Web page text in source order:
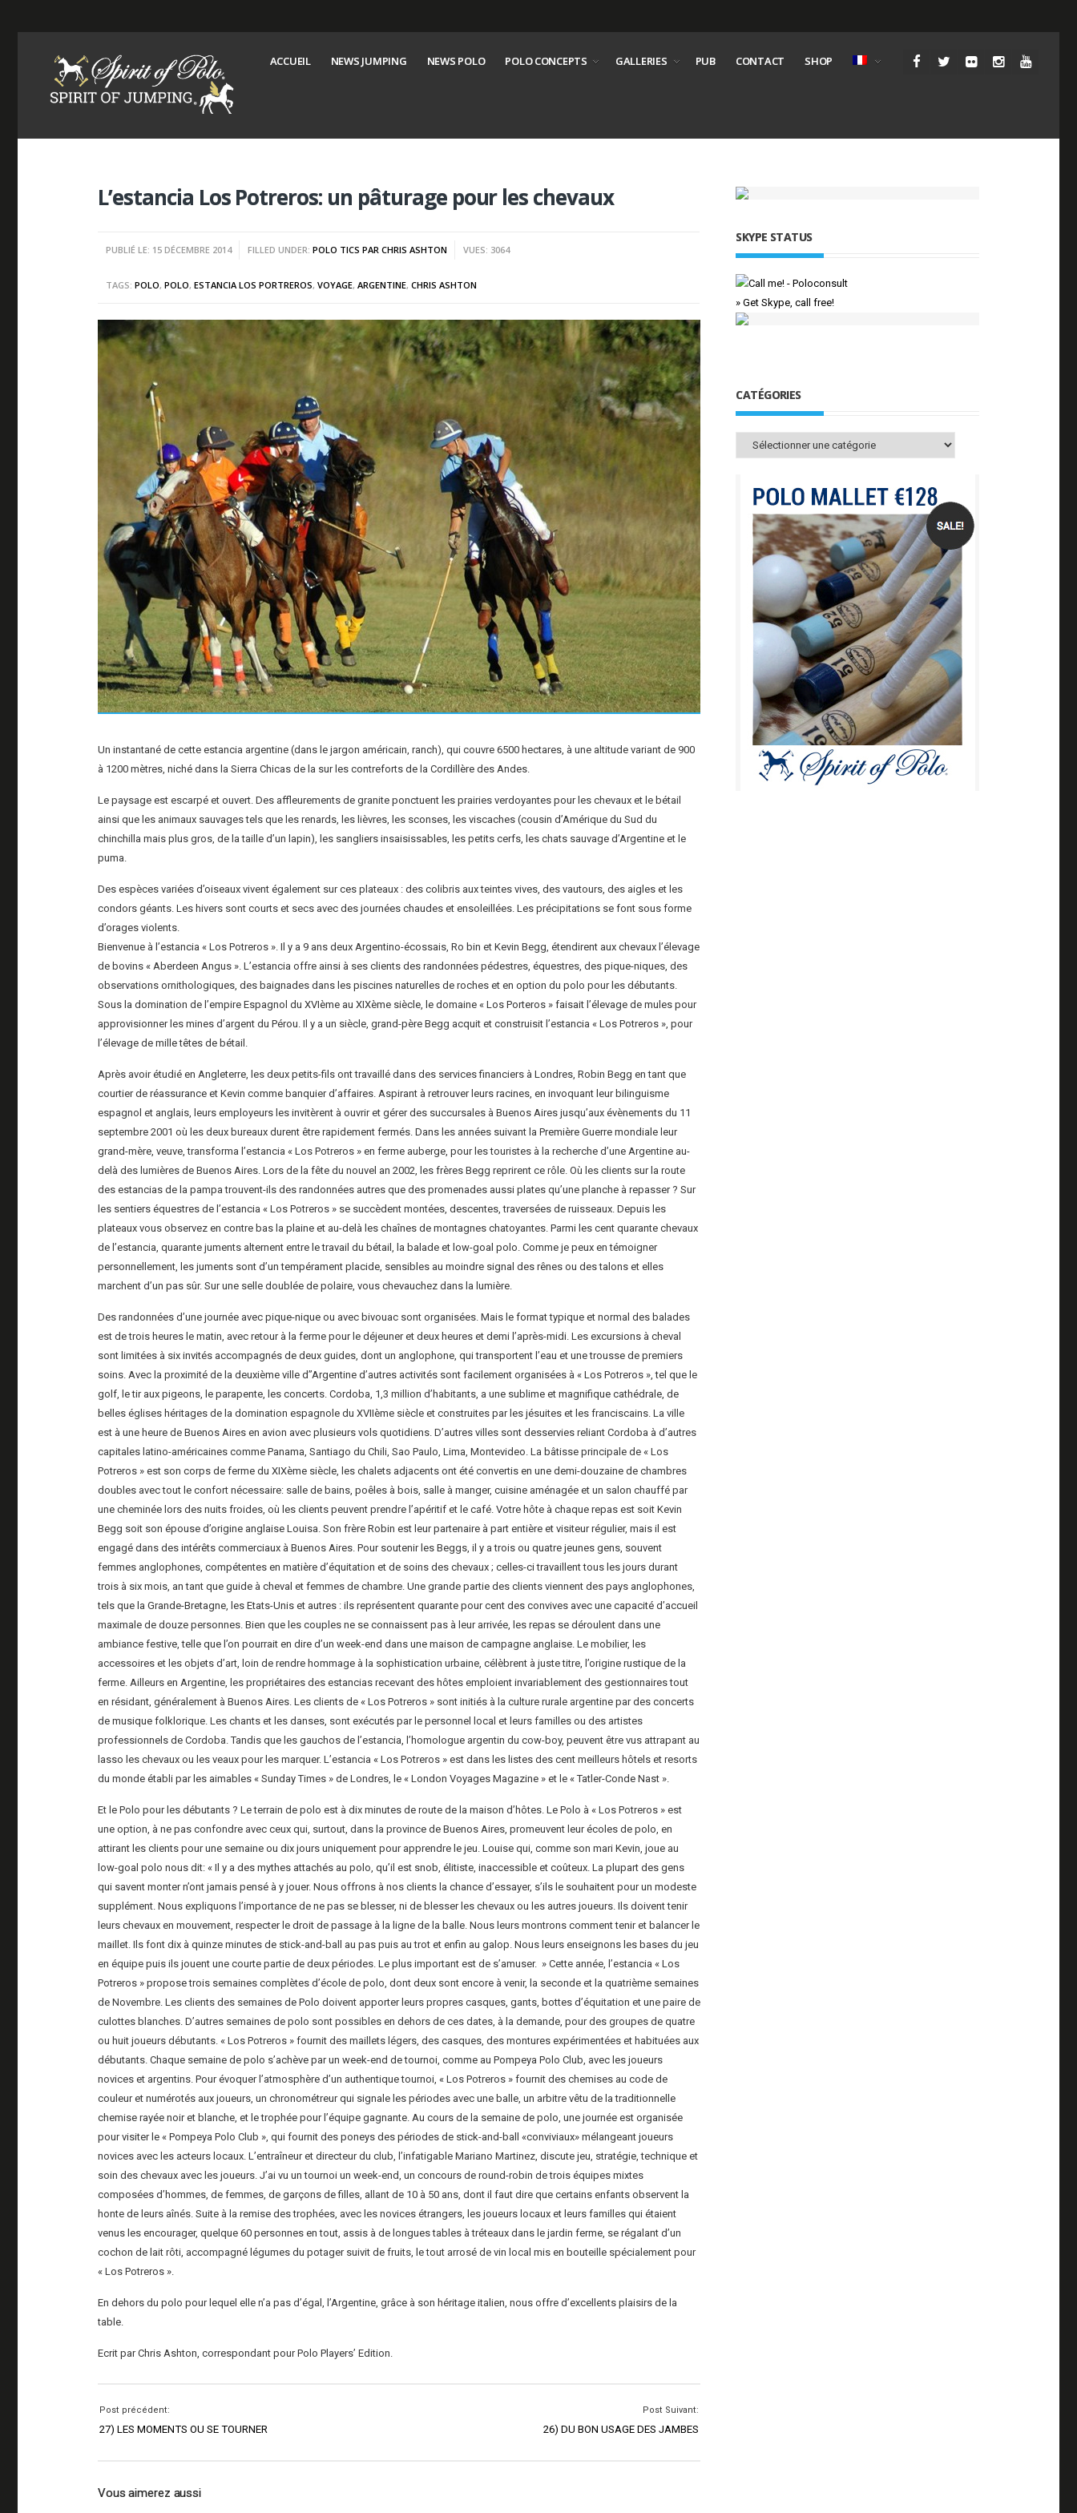
ACCUEIL NEWS JUMPING NEWS POLO POLO CONCEPTS GALLERIES PUB CONTACT SHOP
L’estancia Los Potreros: un pâturage pour les chevaux
PUBLIÉ LE: 15 DÉCEMBRE 2014 FILLED UNDER:POLO TICS PAR CHRIS ASHTON VUES: 3064
TAGS:POLO,POLO,ESTANCIA LOS PORTREROS,VOYAGE,ARGENTINE,CHRIS ASHTON
Un instantané de cette estancia argentine (dans le jargon américain, ranch), qui couvre 6500 hectares, à une altitude variant de 900
à 1200 mètres, niché dans la Sierra Chicas de la sur les contreforts de la Cordillère des Andes.
Le paysage est escarpé et ouvert. Des affleurements de granite ponctuent les prairies verdoyantes pour les chevaux et le bétail
ainsi que les animaux sauvages tels que les renards, les lièvres, les sconses, les viscaches (cousin d’Amérique du Sud du
chinchilla mais plus gros, de la taille d’un lapin), les sangliers insaisissables, les petits cerfs, les chats sauvage d’Argentine et le
puma.
Des espèces variées d’oiseaux vivent également sur ces plateaux : des colibris aux teintes vives, des vautours, des aigles et les
condors géants. Les hivers sont courts et secs avec des journées chaudes et ensoleillées. Les précipitations se font sous forme
d’orages violents.
Bienvenue à l’estancia « Los Potreros ». Il y a 9 ans deux Argentino-écossais, Ro bin et Kevin Begg, étendirent aux chevaux l’élevage
de bovins « Aberdeen Angus ». L’estancia offre ainsi à ses clients des randonnées pédestres, équestres, des pique-niques, des
observations ornithologiques, des baignades dans les piscines naturelles de roches et en option du polo pour les débutants.
Sous la domination de l’empire Espagnol du XVIème au XIXème siècle, le domaine « Los Porteros » faisait l’élevage de mules pour
approvisionner les mines d’argent du Pérou. Il y a un siècle, grand-père Begg acquit et construisit l’estancia « Los Potreros », pour
l’élevage de mille têtes de bétail.
Après avoir étudié en Angleterre, les deux petits-fils ont travaillé dans des services financiers à Londres, Robin Begg en tant que
courtier de réassurance et Kevin comme banquier d’affaires. Aspirant à retrouver leurs racines, en invoquant leur bilinguisme
espagnol et anglais, leurs employeurs les invitèrent à ouvrir et gérer des succursales à Buenos Aires jusqu’aux évènements du 11
septembre 2001 où les deux bureaux durent être rapidement fermés. Dans les années suivant la Première Guerre mondiale leur
grand-mère, veuve, transforma l’estancia « Los Potreros » en ferme auberge, pour les touristes à la recherche d’une Argentine au-
delà des lumières de Buenos Aires. Lors de la fête du nouvel an 2002, les frères Begg reprirent ce rôle. Où les clients sur la route
des estancias de la pampa trouvent-ils des randonnées autres que des promenades aussi plates qu’une planche à repasser ? Sur
les sentiers équestres de l’estancia « Los Potreros » se succèdent montées, descentes, traversées de ruisseaux. Depuis les
plateaux vous observez en contre bas la plaine et au-delà les chaînes de montagnes chatoyantes. Parmi les cent quarante chevaux
de l’estancia, quarante juments alternent entre le travail du bétail, la balade et low-goal polo. Comme je peux en témoigner
personnellement, les juments sont d’un tempérament placide, sensibles au moindre signal des rênes ou des talons et elles
marchent d’un pas sûr. Sur une selle doublée de polaire, vous chevauchez dans la lumière.
Des randonnées d’une journée avec pique-nique ou avec bivouac sont organisées. Mais le format typique et normal des balades
est de trois heures le matin, avec retour à la ferme pour le déjeuner et deux heures et demi l’après-midi. Les excursions à cheval
sont limitées à six invités accompagnés de deux guides, dont un anglophone, qui transportent l’eau et une trousse de premiers
soins. Avec la proximité de la deuxième ville d’’Argentine d’autres activités sont facilement organisées à « Los Potreros », tel que le
golf, le tir aux pigeons, le parapente, les concerts. Cordoba, 1,3 million d’habitants, a une sublime et magnifique cathédrale, de
belles églises héritages de la domination espagnole du XVIIème siècle et construites par les jésuites et les franciscains. La ville
est à une heure de Buenos Aires en avion avec plusieurs vols quotidiens. D’autres villes sont desservies reliant Cordoba à d’autres
capitales latino-américaines comme Panama, Santiago du Chili, Sao Paulo, Lima, Montevideo. La bâtisse principale de « Los
Potreros » est son corps de ferme du XIXème siècle, les chalets adjacents ont été convertis en une demi-douzaine de chambres
doubles avec tout le confort nécessaire: salle de bains, poêles à bois, salle à manger, cuisine aménagée et un salon chauffé par
une cheminée lors des nuits froides, où les clients peuvent prendre l’apéritif et le café. Votre hôte à chaque repas est soit Kevin
Begg soit son épouse d’origine anglaise Louisa. Son frère Robin est leur partenaire à part entière et visiteur régulier, mais il est
engagé dans des intérêts commerciaux à Buenos Aires. Pour soutenir les Beggs, il y a trois ou quatre jeunes gens, souvent
femmes anglophones, compétentes en matière d’équitation et de soins des chevaux ; celles-ci travaillent tous les jours durant
trois à six mois, an tant que guide à cheval et femmes de chambre. Une grande partie des clients viennent des pays anglophones,
tels que la Grande-Bretagne, les Etats-Unis et autres : ils représentent quarante pour cent des convives avec une capacité d’accueil
maximale de douze personnes. Bien que les couples ne se connaissent pas à leur arrivée, les repas se déroulent dans une
ambiance festive, telle que l’on pourrait en dire d’un week-end dans une maison de campagne anglaise. Le mobilier, les
accessoires et les objets d’art, loin de rendre hommage à la sophistication urbaine, célèbrent à juste titre, l’origine rustique de la
ferme. Ailleurs en Argentine, les propriétaires des estancias recevant des hôtes emploient invariablement des gestionnaires tout
en résidant, généralement à Buenos Aires. Les clients de « Los Potreros » sont initiés à la culture rurale argentine par des concerts
de musique folklorique. Les chants et les danses, sont exécutés par le personnel local et leurs familles ou des artistes
professionnels de Cordoba. Tandis que les gauchos de l’estancia, l’homologue argentin du cow-boy, peuvent être vus attrapant au
lasso les chevaux ou les veaux pour les marquer. L’estancia « Los Potreros » est dans les listes des cent meilleurs hôtels et resorts
du monde établi par les aimables « Sunday Times » de Londres, le « London Voyages Magazine » et le « Tatler-Conde Nast ».
Et le Polo pour les débutants ? Le terrain de polo est à dix minutes de route de la maison d’hôtes. Le Polo à « Los Potreros » est
une option, à ne pas confondre avec ceux qui, surtout, dans la province de Buenos Aires, promeuvent leur écoles de polo, en
attirant les clients pour une semaine ou dix jours uniquement pour apprendre le jeu. Louise qui, comme son mari Kevin, joue au
low-goal polo nous dit: « Il y a des mythes attachés au polo, qu’il est snob, élitiste, inaccessible et coûteux. La plupart des gens
qui savent monter n’ont jamais pensé à y jouer. Nous offrons à nos clients la chance d’essayer, s’ils le souhaitent pour un modeste
supplément. Nous expliquons l’importance de ne pas se blesser, ni de blesser les chevaux ou les autres joueurs. Ils doivent tenir
leurs chevaux en mouvement, respecter le droit de passage à la ligne de la balle. Nous leurs montrons comment tenir et balancer le
maillet. Ils font dix à quinze minutes de stick-and-ball au pas puis au trot et enfin au galop. Nous leurs enseignons les bases du jeu
en équipe puis ils jouent une courte partie de deux périodes. Le plus important est de s’amuser. » Cette année, l’estancia « Los
Potreros » propose trois semaines complètes d’école de polo, dont deux sont encore à venir, la seconde et la quatrième semaines
de Novembre. Les clients des semaines de Polo doivent apporter leurs propres casques, gants, bottes d’équitation et une paire de
culottes blanches. D’autres semaines de polo sont possibles en dehors de ces dates, à la demande, pour des groupes de quatre
ou huit joueurs débutants. « Los Potreros » fournit des maillets légers, des casques, des montures expérimentées et habituées aux
débutants. Chaque semaine de polo s’achève par un week-end de tournoi, comme au Pompeya Polo Club, avec les joueurs
novices et argentins. Pour évoquer l’atmosphère d’un authentique tournoi, « Los Potreros » fournit des chemises au code de
couleur et numérotés aux joueurs, un chronométreur qui signale les périodes avec une balle, un arbitre vêtu de la traditionnelle
chemise rayée noir et blanche, et le trophée pour l’équipe gagnante. Au cours de la semaine de polo, une journée est organisée
pour visiter le « Pompeya Polo Club », qui fournit des poneys des périodes de stick-and-ball «conviviaux» mélangeant joueurs
novices avec les acteurs locaux. L’entraîneur et directeur du club, l’infatigable Mariano Martinez, discute jeu, stratégie, technique et
soin des chevaux avec les joueurs. J’ai vu un tournoi un week-end, un concours de round-robin de trois équipes mixtes
composées d’hommes, de femmes, de garçons de filles, allant de 10 à 50 ans, dont il faut dire que certains enfants observent la
honte de leurs aînés. Suite à la remise des trophées, avec les novices étrangers, les joueurs locaux et leurs familles qui étaient
venus les encourager, quelque 60 personnes en tout, assis à de longues tables à tréteaux dans le jardin ferme, se régalant d’un
cochon de lait rôti, accompagné légumes du potager suivit de fruits, le tout arrosé de vin local mis en bouteille spécialement pour
« Los Potreros ».
En dehors du polo pour lequel elle n’a pas d’égal, l’Argentine, grâce à son héritage italien, nous offre d’excellents plaisirs de la
table.
Ecrit par Chris Ashton, correspondant pour Polo Players’ Edition.
Post précédent:
27) LES MOMENTS OU SE TOURNER
Post Suivant:
26) DU BON USAGE DES JAMBES
Vous aimerez aussi
SKYPE STATUS
» Get Skype, call free!
CATÉGORIES
Catégories